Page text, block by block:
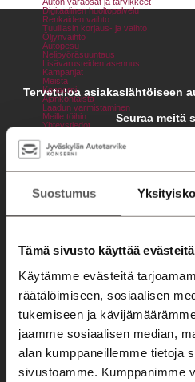
Suostumus
Tämä sivusto käyttää evästeitä
Käytämme evästeitä
räätälöimiseen, sosiaalisen
tukemiseen ja
jaamme sosiaalisen median,
alan kumppaneillemme tietoja
sivustoamme. Kumppanimme
Digitaalinen huoltopalvelu
Renkaiden vaihto
Tuulilasin korjaus- ja vaihto
Öljynvaihto
Autopesu
Nelipyöräsuuntaus
Lisävarusteiden asennus
Kampanjat
Meistä
Konserni
Ajankohtaista
Laadun varmistaminen
Meille töihin
Yhteystiedot
Jyväskylän Autotarvike Aholaidantie
Savilahden Auto Mikkeli
Automyyjät
Tervetuloa asiakaslähtöiseen
Seuraa meitä
Etämyynnin